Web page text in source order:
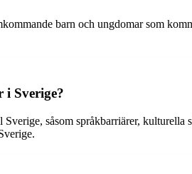
barn och ungdomar som
i Sverige?
såsom språkbarriärer,